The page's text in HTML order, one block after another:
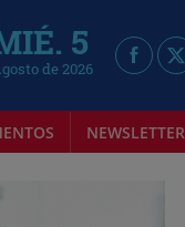
5
de 2026
NEWSLETTER